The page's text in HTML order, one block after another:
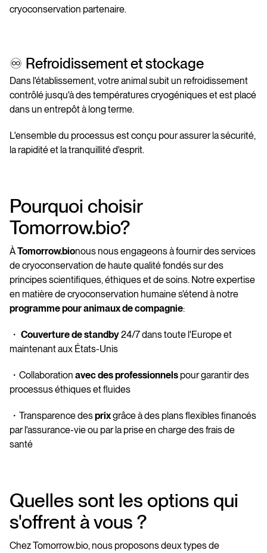
cryoconservation partenaire.
♾️ Refroidissement et stockage
Dans l'établissement, votre animal subit un refroidissement
contrôlé jusqu'à des températures cryogéniques et est placé
dans un entrepôt à long terme.
L'ensemble du processus est conçu pour assurer la sécurité,
la rapidité et la tranquillité d'esprit.
Pourquoi choisir
Tomorrow.bio?
ÀTomorrow.bionous nous engageons à fournir des services
de cryoconservation de haute qualité fondés sur des
principes scientifiques, éthiques et de soins. Notre expertise
en matière de cryoconservation humaine s'étend à notre
programme pour animaux de compagnie:
・ Couverture de standby24/7 dans toute l'Europe et
maintenant aux États-Unis
・Collaboration avec des professionnels pour garantir des
processus éthiques et fluides
・Transparence desprixgrâce à des plans flexibles financés
par l'assurance-vie ou par la prise en charge des frais de
santé
Quelles sont les options qui
s'offrent à vous ?
Chez Tomorrow.bio, nous proposons deux types de